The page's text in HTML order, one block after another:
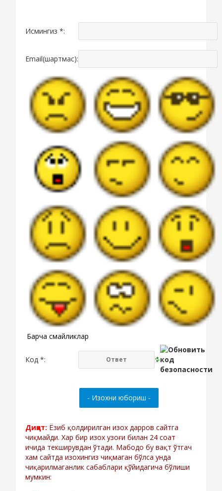
Исмингиз *:
Email(шартмас):
Барча смайликлар
Код *:
Диққат: Ёзиб қолдирилган изох дарров сайтга
чиқмайди. Хар бир изох узоғи билан 24 соат
ичида текширувдан ўтади. Мабодо бу вақт ўтгач
хам сайтда изохингиз чиқмаган бўлса унда
чиқарилмаганлик сабаблари қўйидагича бўлиши
мумкин: